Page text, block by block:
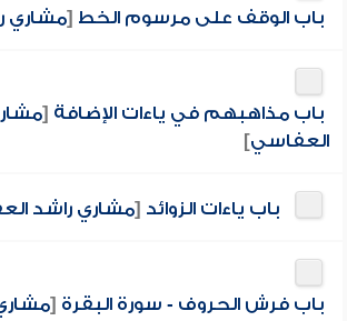
باب الوقف على مرسوم الخط [مشاري
باب مذاهبهم في ياءات الإضافة [
العفاسي]
باب ياءات الزوائد [مشاري راشد
باب فرش الحروف - سورة البقرة [